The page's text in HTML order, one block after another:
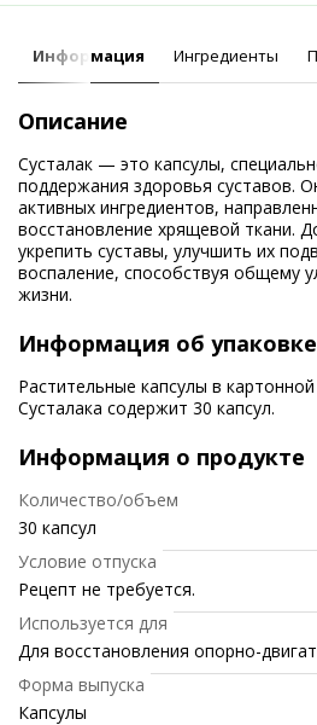
Информация Ингредиенты
Описание
Сусталак — это капсулы,
поддержания здоровья суставов.
активных ингредиентов,
восстановление хрящевой ткани.
укрепить суставы, улучшить их
воспаление, способствуя общему
жизни.
Информация об упаковке
Растительные капсулы в
Сусталака содержит 30 капсул.
Информация о продукте
Количество/объем
30 капсул
Условие отпуска
Рецепт не требуется.
Используется для
Для восстановления опорно-
Форма выпуска
Капсулы